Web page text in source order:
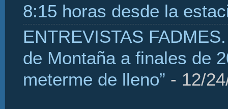
8:15 horas desde la
ENTREVISTAS
de Montaña a finales de
meterme de lleno” - 12/